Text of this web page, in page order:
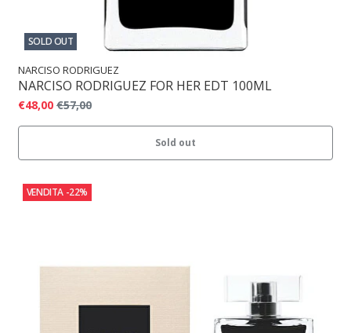
SOLD OUT
NARCISO RODRIGUEZ
NARCISO RODRIGUEZ FOR HER EDT 100ML
€48,00 €57,00
Sold out
VENDITA -22%